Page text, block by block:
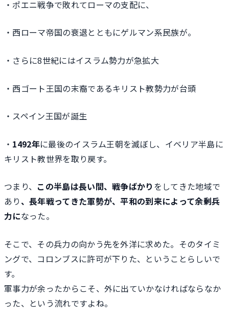
・ポエニ戦争で敗れてローマの支配に、
・西ローマ帝国の衰退とともにゲルマン系民族が。
・さらに8世紀にはイスラム勢力が急拡大
・西ゴート王国の末裔であるキリスト教勢力が台頭
・スペイン王国が誕生
・ 1492年に最後のイスラム王朝を滅ぼし、イベリア半島に
キリスト教世界を取り戻す。
つまり、 この半島は長い間、戦争ばかり をしてきた地域で
あり、長年戦ってきた軍勢が、平和の到来によって余剰兵
力になった。
そこで、その兵力の向かう先を外洋に求めた。そのタイミ
ングで、コロンブスに許可が下りた、ということらしいで
す。
軍事力が余ったからこそ、外に出ていかなければならなか
った、という流れですよね。